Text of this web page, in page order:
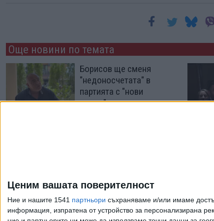
Ценим вашата поверителност
Ние и нашите 1541 партньори съхраняваме и/или имаме
информация, изпратена от устройство за персонализирана
Още новини по темата
Борисов ще сменя
"недоносчетата" в
партията с "нови
умове"
на САЩ